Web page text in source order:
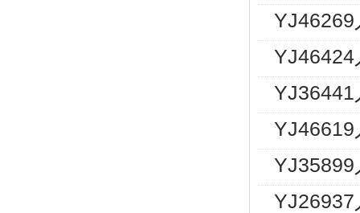
YJ46269
YJ46424
YJ36441
YJ46619
YJ35899
YJ26937